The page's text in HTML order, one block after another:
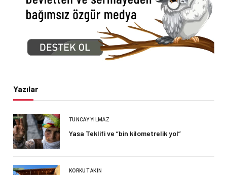
Yazılar
TUNCAY YILMAZ
Yasa Teklifi ve “bin kilometrelik yol”
KORKUT AKIN